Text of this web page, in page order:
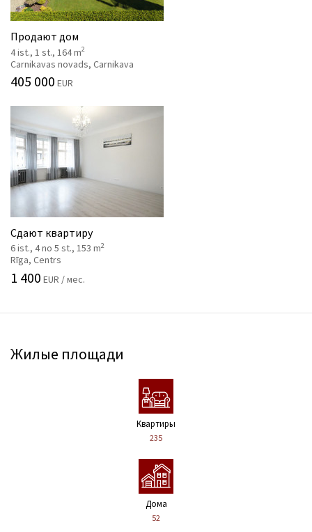
Продают дом
4 ist., 1 st., 164 m2
Carnikavas novads, Carnikava
405 000 EUR
Сдают квартиру
6 ist., 4 no 5 st., 153 m2
Rīga, Centrs
1 400 EUR / мес.
Жилые площади
Kвартиры
235
Дома
52